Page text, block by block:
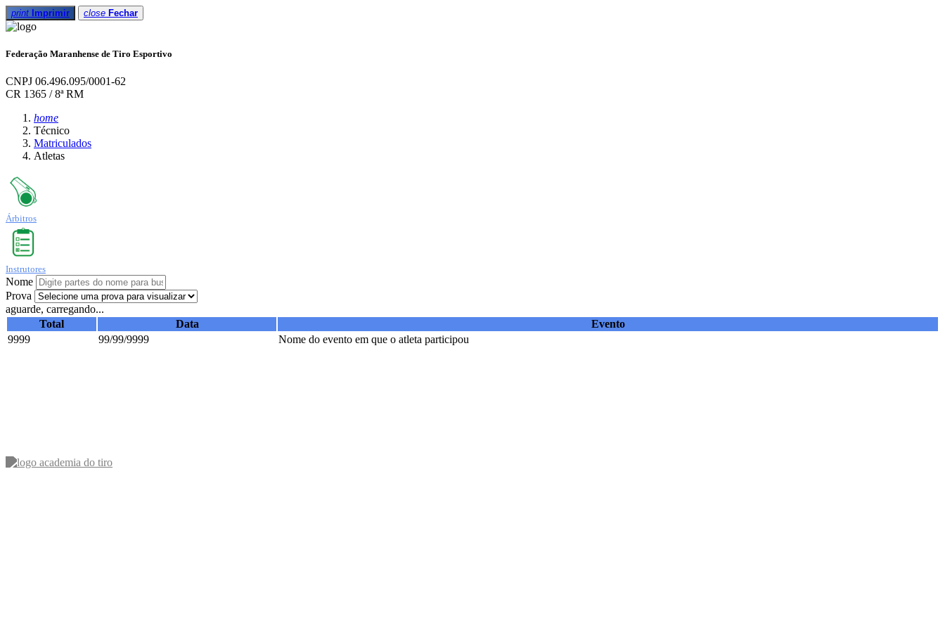
print Imprimir close Fechar
Federação Maranhense de Tiro Esportivo
CNPJ 06.496.095/0001-62
CR 1365 / 8ª RM
home
Técnico
Matriculados
Atletas
Árbitros
Instrutores
Nome
Prova
aguarde, carregando...
Total
Data
Evento
9999
99/99/9999 Nome do evento em que o atleta participou